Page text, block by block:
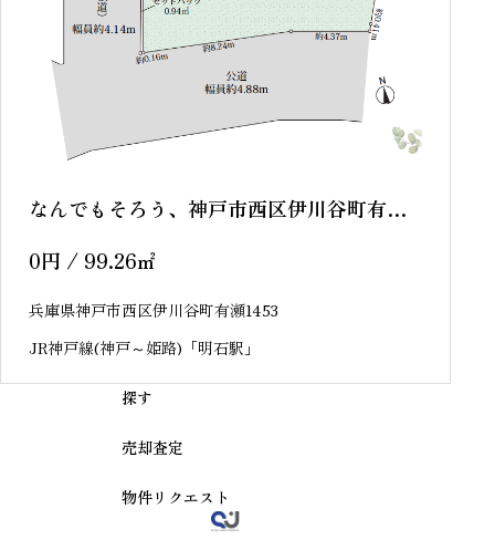
なんでもそろう、神戸市西区伊川谷町有
0円 / 99.26㎡
兵庫県神戸市西区伊川谷町有瀬1453
JR神戸線(神戸～姫路)「明石駅」
探す
売却査定
物件リクエスト